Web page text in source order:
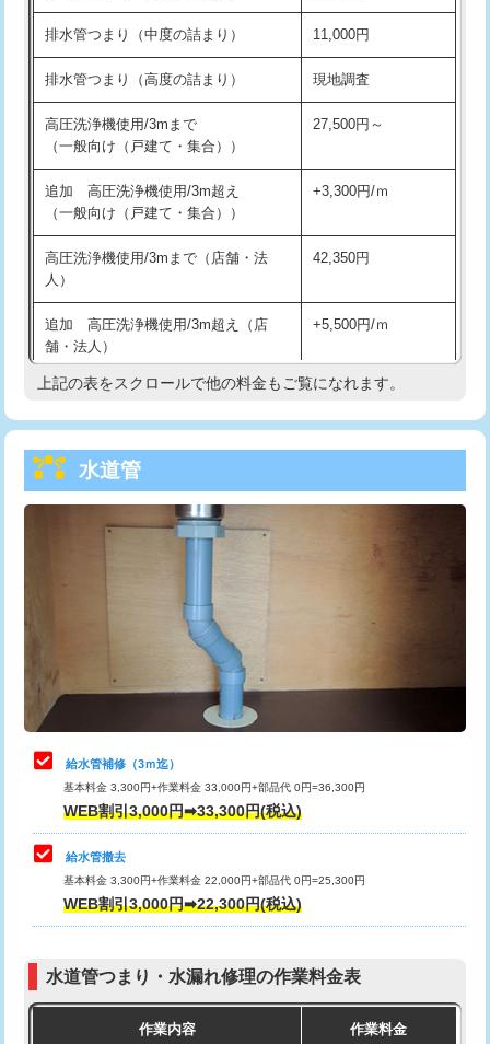
持込商品取付（浄水器・分岐水栓） 16,500円
給水管工事※（ホール加工) 16,500円
給水管工事※（バンド止め) 3,300円
給水管工事※（支持金具設置)
給水管工事※（保温材使用（バンド止
め込み）)
5,500円
給水管工事※（土の掘削・埋め戻し作
業)
11,000円
給水管工事※（塩ビ管（VP・HI）使
用/3ｍまで)
33,000円
給水管工事※（塩ビ管（VP・HI）使
+8,800円
給水管工事※（ライニング鋼管・銅
管・ポリ管・HT管使用/3ｍまで)
給水管工事※（ライニング鋼管・銅
管・ポリ管・HT管使用/3ｍ超え)
排水管工事（土の掘削・埋め戻し作
11,000円~
排水管工事（排水管工事/3ｍまで） 55,000円
排水管工事（追加 排水管工事/3ｍ超
マス交換（土の掘削・埋め戻し作業）
マス交換（深さ50㎝未満）
マス交換（深さ50㎝以上）
コンクリート斫り（厚さ10㎝まで）
排水管つまり（中度の詰まり） 11,000円
排水管つまり（高度の詰まり） 現地調査
高圧洗浄機使用/3mまで
（一般向け（戸建て・集合））
27,500円～
追加 高圧洗浄機使用/3m超え
（一般向け（戸建て・集合））
+3,300円/ｍ
高圧洗浄機使用/3mまで（店舗・法
人）
42,350円
追加 高圧洗浄機使用/3m超え（店
舗・法人）
+5,500円/ｍ
高度高圧洗浄換 現地調査
トーラー機使用/3mまで
追加トーラー機使用/3m超え
33,000円
8,800円
止水・漏水調査・防水処理・清掃・修
理・調整・分解・加工など（軽作業）
11,000円
止水・漏水調査・防水処理・清掃・修
理・調整・分解・加工など（中作業）
止水・漏水調査・防水処理・清掃・修
理・調整・分解・加工など（重作業）
33,000円
その他部品の脱着
交換・取付（タンク）
式）)
式・ワンホール）)
上記の表をスクロールで他の料金もご覧になれます。
水道管
給水管補修（3ｍ迄）
基本料金 3,300円+作業料金 33,000円+部品代 0円=36,300円
WEB割引3,000円➡33,300円(税込)
給水管撤去
基本料金 3,300円+作業料金 22,000円+部品代 0円=25,300円
WEB割引3,000円➡22,300円(税込)
水道管つまり・水漏れ修理の作業料金表
作業内容 作業料金